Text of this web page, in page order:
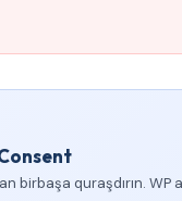
birbaşa quraşdırın.